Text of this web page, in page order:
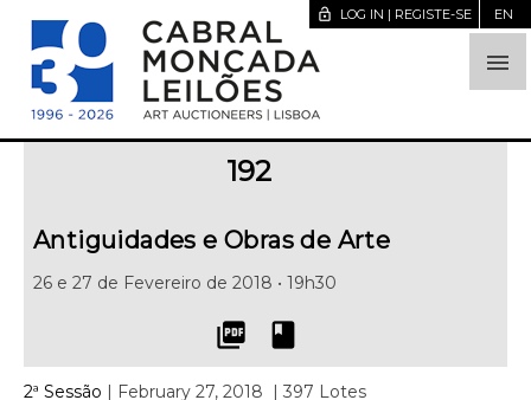

lock_open LOG IN | REGISTE-SE EN
192
Antiguidades e Obras de Arte
26 e 27 de Fevereiro de 2018 • 19h30
picture_as_pdf book
2ª Sessão | February 27, 2018 | 397 Lotes